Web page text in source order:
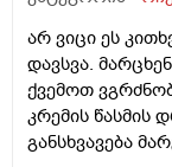
კბილს კბილზე
რისი ბრალია
დახურა იმიტომ
მხარეს
ყრუდ ამტკივდა
არ ვიცი ეს
დავსვა.
ქვემოთ
კრემის წასმის
განსხვავება